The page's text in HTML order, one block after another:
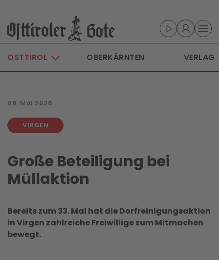
Skip to main content
OSTTIROL OBERKÄRNTEN VERLAG
08. MAI 2026
VIRGEN
Große Beteiligung bei
Müllaktion
Bereits zum 33. Mal hat die Dorfreinigungsaktion
in Virgen zahlreiche Freiwillige zum Mitmachen
bewegt.